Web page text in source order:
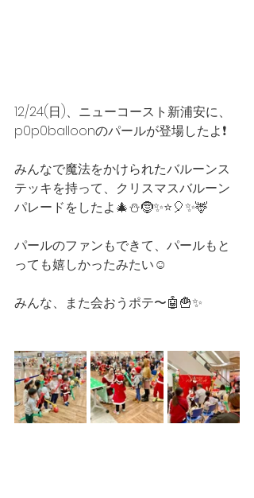
12/24(日)、ニューコースト新浦安に、
p0p0balloonのパールが登場したよ❗️
みんなで魔法をかけられたバルーンス
テッキを持って、クリスマスバルーン
パレードをしたよ🎄⛄️🤶✨⭐️🎈✨🦌
パールのファンもできて、パールもと
っても嬉しかったみたい☺️
みんな、また会おうポテ〜🤖🍟✨